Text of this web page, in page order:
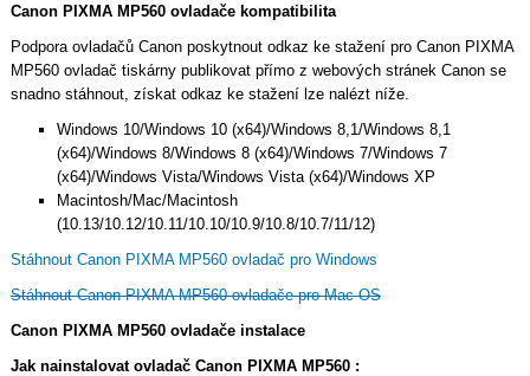
Canon PIXMA MP560 ovladače kompatibilita
Podpora ovladačů Canon poskytnout odkaz ke stažení pro Canon PIXMA
MP560 ovladač tiskárny publikovat přímo z webových stránek Canon se
snadno stáhnout, získat odkaz ke stažení lze nalézt níže.
Windows 10/Windows 10 (x64)/Windows 8,1/Windows 8,1
(x64)/Windows 8/Windows 8 (x64)/Windows 7/Windows 7
(x64)/Windows Vista/Windows Vista (x64)/Windows XP
Macintosh/Mac/Macintosh
(10.13/10.12/10.11/10.10/10.9/10.8/10.7/11/12)
Stáhnout Canon PIXMA MP560 ovladač pro Windows
Stáhnout Canon PIXMA MP560 ovladače pro Mac OS
Canon PIXMA MP560 ovladače instalace
Jak nainstalovat ovladač Canon PIXMA MP560 :